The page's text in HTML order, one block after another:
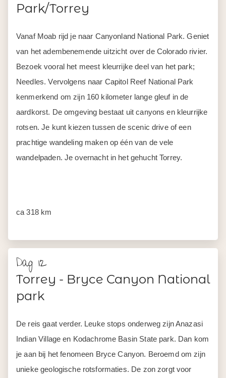
Park/Torrey
Vanaf Moab rijd je naar Canyonland National Park. Geniet
van het adembenemende uitzicht over de Colorado rivier.
Bezoek vooral het meest kleurrijke deel van het park;
Needles. Vervolgens naar Capitol Reef National Park
kenmerkend om zijn 160 kilometer lange gleuf in de
aardkorst. De omgeving bestaat uit canyons en kleurrijke
rotsen. Je kunt kiezen tussen de scenic drive of een
prachtige wandeling maken op één van de vele
wandelpaden. Je overnacht in het gehucht Torrey.
ca 318 km
Dag 12
Torrey - Bryce Canyon National
park
De reis gaat verder. Leuke stops onderweg zijn Anazasi
Indian Village en Kodachrome Basin State park. Dan kom
je aan bij het fenomeen Bryce Canyon. Beroemd om zijn
unieke geologische rotsformaties. De zon zorgt voor